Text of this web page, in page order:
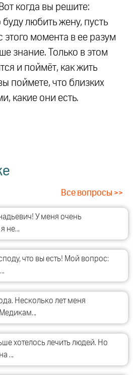
когда вы решите:
любить жену, пусть
момента в ее разум
знание. Только в этом
и поймёт, как жить
поймете, что близких
какие они есть.
Все вопросы >>
У меня очень
не…
что вы есть! Мой вопрос:
Несколько лет меня
хотелось лечить людей. Но
…